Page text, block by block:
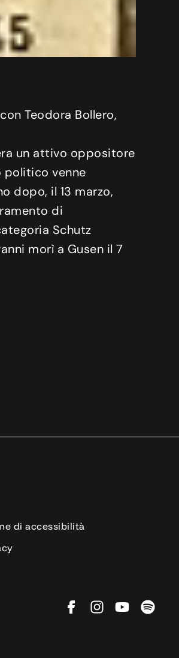
Teodora Bollero,
un attivo oppositore
politico venne
dopo, il 13 marzo,
di
Schutz
morì a Gusen il 7
di accessibilità